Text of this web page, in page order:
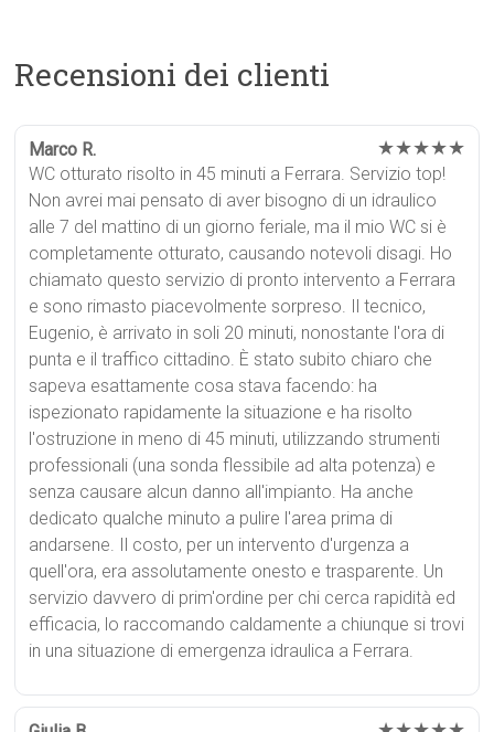
Recensioni dei clienti
Marco R. ★★★★★
WC otturato risolto in 45 minuti a Ferrara. Servizio top!
Non avrei mai pensato di aver bisogno di un idraulico
alle 7 del mattino di un giorno feriale, ma il mio WC si è
completamente otturato, causando notevoli disagi. Ho
chiamato questo servizio di pronto intervento a Ferrara
e sono rimasto piacevolmente sorpreso. Il tecnico,
Eugenio, è arrivato in soli 20 minuti, nonostante l'ora di
punta e il traffico cittadino. È stato subito chiaro che
sapeva esattamente cosa stava facendo: ha
ispezionato rapidamente la situazione e ha risolto
l'ostruzione in meno di 45 minuti, utilizzando strumenti
professionali (una sonda flessibile ad alta potenza) e
senza causare alcun danno all'impianto. Ha anche
dedicato qualche minuto a pulire l'area prima di
andarsene. Il costo, per un intervento d'urgenza a
quell'ora, era assolutamente onesto e trasparente. Un
servizio davvero di prim'ordine per chi cerca rapidità ed
efficacia, lo raccomando caldamente a chiunque si trovi
in una situazione di emergenza idraulica a Ferrara.